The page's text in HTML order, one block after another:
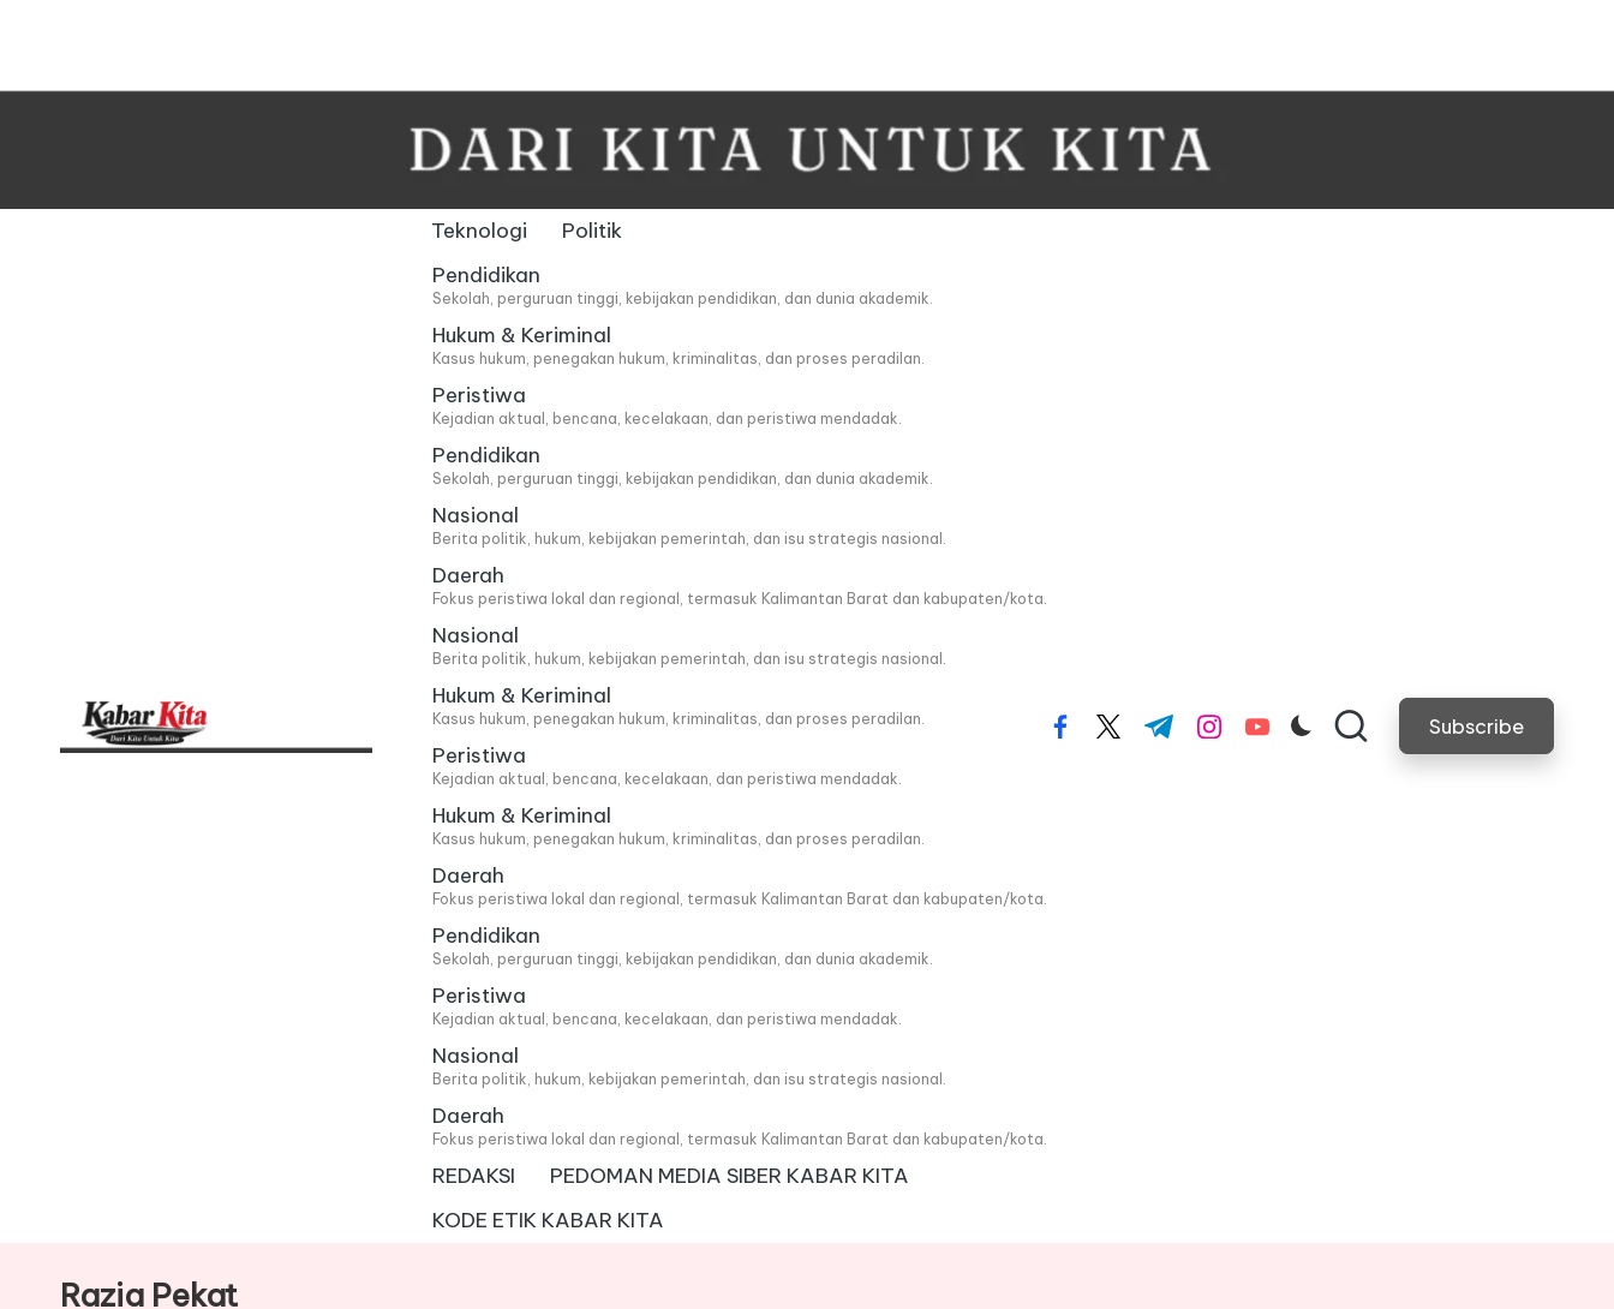
to
Teknologi
Politik
Pendidikan
Sekolah, perguruan tinggi, kebijakan pendidikan, dan dunia akademik.
Hukum & Keriminal
Kasus hukum, penegakan hukum, kriminalitas, dan proses peradilan.
Peristiwa
Kejadian aktual, bencana, kecelakaan, dan peristiwa mendadak.
Pendidikan
Sekolah, perguruan tinggi, kebijakan pendidikan, dan dunia akademik.
Nasional
Berita politik, hukum, kebijakan pemerintah, dan isu strategis nasional.
Daerah
Fokus peristiwa lokal dan regional, termasuk Kalimantan Barat dan kabupaten/kota.
Nasional
Berita politik, hukum, kebijakan pemerintah, dan isu strategis nasional.
Hukum & Keriminal
Kasus hukum, penegakan hukum, kriminalitas, dan proses peradilan.
Peristiwa
Kejadian aktual, bencana, kecelakaan, dan peristiwa mendadak.
Hukum & Keriminal
Kasus hukum, penegakan hukum, kriminalitas, dan proses peradilan.
Daerah
Fokus peristiwa lokal dan regional, termasuk Kalimantan Barat dan kabupaten/kota.
Pendidikan
Sekolah, perguruan tinggi, kebijakan pendidikan, dan dunia akademik.
Peristiwa
Kejadian aktual, bencana, kecelakaan, dan peristiwa mendadak.
Nasional
Berita politik, hukum, kebijakan pemerintah, dan isu strategis nasional.
Daerah
Fokus peristiwa lokal dan regional, termasuk Kalimantan Barat dan kabupaten/kota.
REDAKSI
PEDOMAN MEDIA SIBER KABAR KITA
KODE ETIK KABAR KITA
facebook.com
twitter.com
t.me instagram.com
youtube.com Subscribe
Razia Pekat